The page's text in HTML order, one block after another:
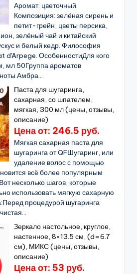
Аромат: цветочный.
Композиция: зелёная сирень и
петит-грейн, цветы персика,
зелёный чай и китайский
и белый кедр. Философия
d'Arpege. ОсобенностиДля кого
50Группа ароматов
Амбра...
Паста для шугаринга,
сахарная, со шпателем,
мягкая, 300 мл (цены, отзывы,
описание)
Цена от: 246.5 руб.
Мягкая сахарная паста для
шугаринга от QFШугаринг, или
удаление волос с помощью
всё более популярным
несколько шагов, которые
использовать мягкую сахарную
процедурой шугаринга
Зеркало настольное, круглое,
настенное, 8×13.5 см, (d=6.7
см), МИКС (цены, отзывы,
описание)
Цена от: 53 руб.